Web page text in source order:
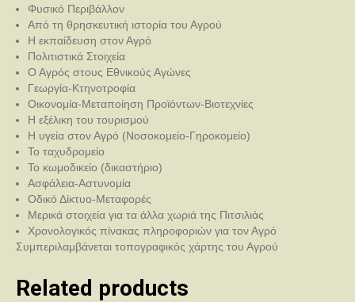
Φυσικό Περιβάλλον
Από τη θρησκευτική ιστορία του Αγρού
Η εκπαίδευση στον Αγρό
Πολιτιστικά Στοιχεία
Ο Αγρός στους Εθνικούς Αγώνες
Γεωργία-Κτηνοτροφία
Οικονομία-Μεταποίηση Προϊόντων-Βιοτεχνίες
Η εξέλικη του τουρισμού
Η υγεία στον Αγρό (Νοσοκομείο-Γηροκομείο)
Το ταχυδρομείο
Το κωμοδικείο (δικαστήριο)
Ασφάλεια-Αστυνομία
Οδικό Δίκτυο-Μεταφορές
Μερικά στοιχεία για τα άλλα χωριά της Πιτσιλιάς
Χρονολογικός πίνακας πληροφοριών για τον Αγρό
Συμπεριλαμβάνεται τοπογραφικός χάρτης του Αγρού
Related products